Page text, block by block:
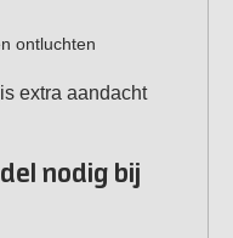
ontluchten
extra aandacht
nodig bij